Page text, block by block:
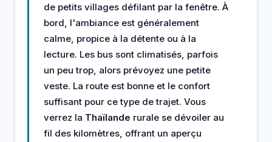
de petits villages défilant par la fenêtre. À
bord, l'ambiance est généralement
calme, propice à la détente ou à la
lecture. Les bus sont climatisés, parfois
un peu trop, alors prévoyez une petite
veste. La route est bonne et le confort
suffisant pour ce type de trajet. Vous
verrez la Thaïlande rurale se dévoiler au
fil des kilomètres, offrant un aperçu